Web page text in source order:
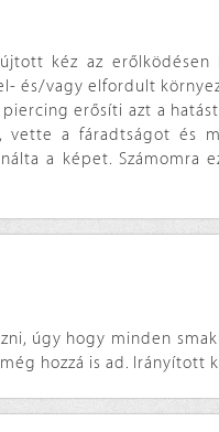
kéz az erőlködésen
és/vagy elfordult
erősíti azt a
vette a fáradtságot és
a képet. Számomra
úgy hogy minden
hozzá is ad. Irányított